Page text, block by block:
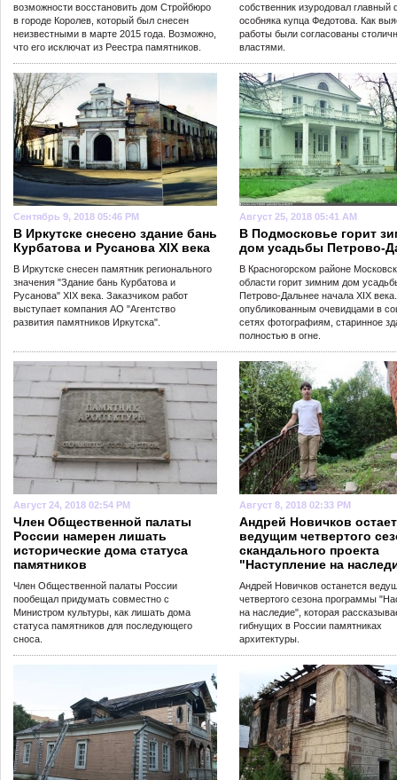
возможности восстановить дом Стройбюро
в городе Королев, который был снесен
неизвестными в марте 2015 года. Возможно,
что его исключат из Реестра памятников.
собственник изуродовал главный
особняка купца Федотова. Как
работы были согласованы
властями.
Сентябрь 9, 2018 05:46 PM
В Иркутске снесено здание бань
Курбатова и Русанова XIX века
В Иркутске снесен памятник регионального
значения "Здание бань Курбатова и
Русанова" XIX века. Заказчиком работ
выступает компания АО "Агентство
развития памятников Иркутска".
Август 25, 2018 05:41 AM
В Подмосковье горит
дом усадьбы Петрово-
В Красногорском районе
области горит зимним дом
Петрово-Дальнее начала XIX
опубликованным очевидцами в
сетях фотографиям, старинное
полностью в огне.
Август 24, 2018 02:54 PM
Член Общественной палаты
России намерен лишать
исторические дома статуса
памятников
Член Общественной палаты России
пообещал придумать совместно с
Министром культуры, как лишать дома
статуса памятников для последующего
сноса.
Август 8, 2018 02:33 PM
Андрей Новичков
ведущим четвертого
скандального проекта
"Наступление на
Андрей Новичков останется
четвертого сезона программы
на наследие", которая
гибнущих в России памятниках
архитектуры.